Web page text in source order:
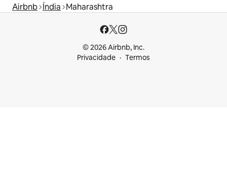
Airbnb Índia Maharashtra
© 2026 Airbnb, Inc.
Privacidade
Termos